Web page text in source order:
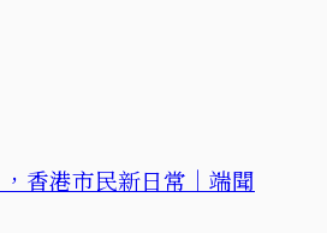
，香港市民新日常｜端聞